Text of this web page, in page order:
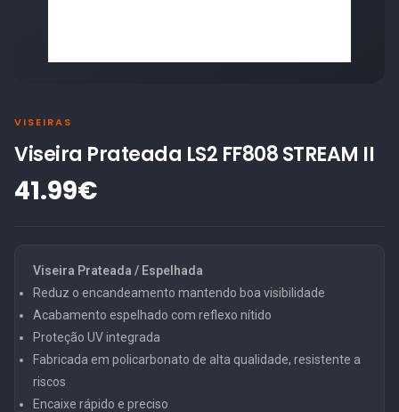
VISEIRAS
Viseira Prateada LS2 FF808 STREAM II
41.99€
Viseira Prateada / Espelhada
Reduz o encandeamento mantendo boa visibilidade
Acabamento espelhado com reflexo nítido
Proteção UV integrada
Fabricada em policarbonato de alta qualidade, resistente a
riscos
Encaixe rápido e preciso